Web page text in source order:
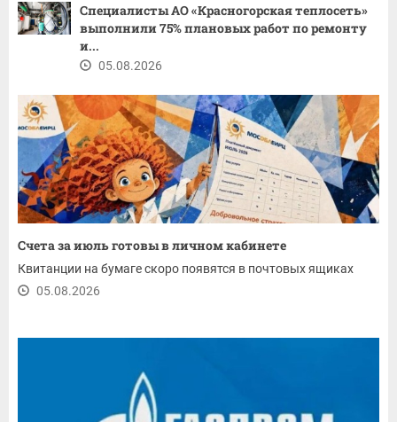
Специалисты АО «Красногорская теплосеть»
выполнили 75% плановых работ по ремонту
и...
05.08.2026
Счета за июль готовы в личном кабинете
Квитанции на бумаге скоро появятся в почтовых ящиках
05.08.2026